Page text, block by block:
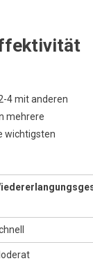
4 mit anderen
mehrere
wichtigsten